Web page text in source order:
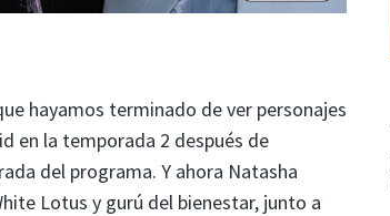
hayamos terminado de ver personajes
en la temporada 2 después de
del programa. Y ahora Natasha
Lotus y gurú del bienestar, junto a